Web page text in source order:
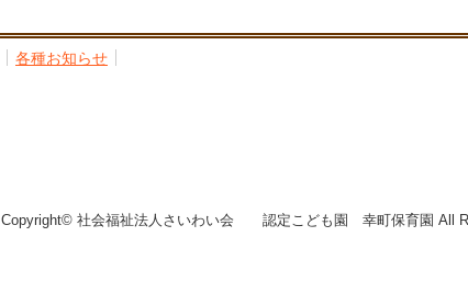
各種お知らせ
Copyright© 社会福祉法人さいわい会 認定こども園 幸町保育園 All